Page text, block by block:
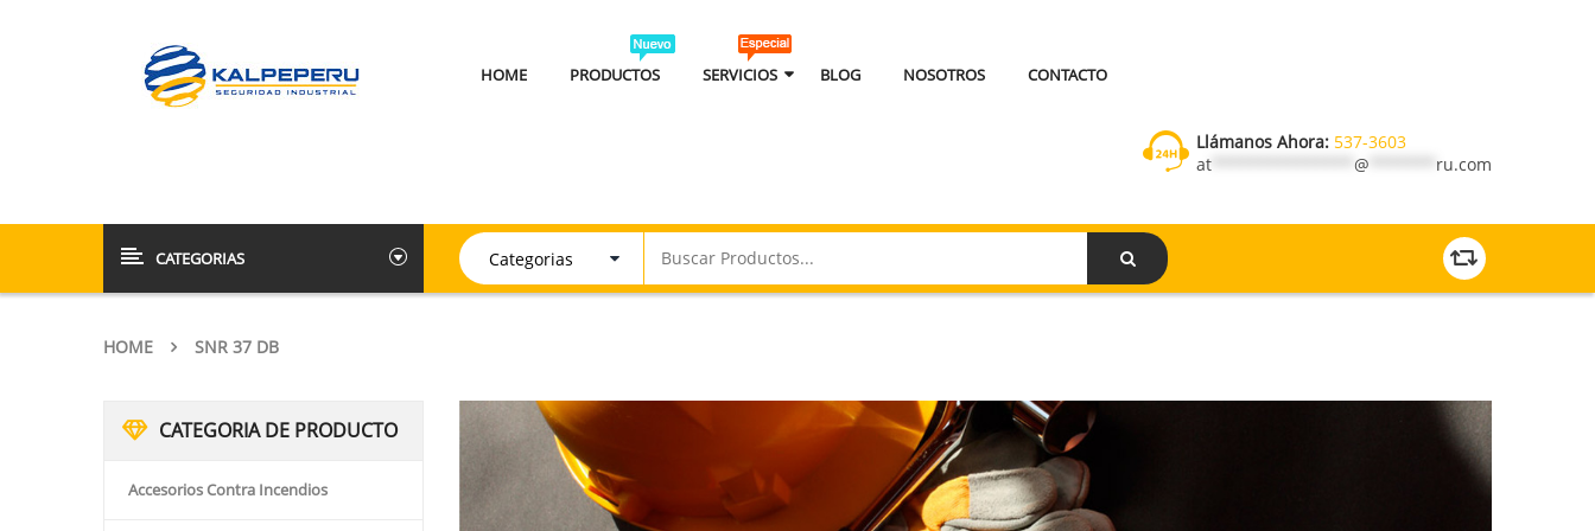
HOME PRODUCTOS SERVICIOS BLOG NOSOTROS CONTACTO
Llámanos Ahora: 537-3603
at
@ ru.com
CATEGORIAS
HOME SNR 37 DB
CATEGORIA DE PRODUCTO
Accesorios Contra Incendios